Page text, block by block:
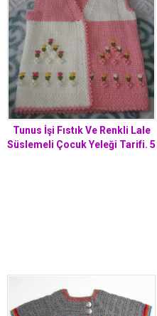
Tunus İşi Fıstık Ve Renkli Lale
Süslemeli Çocuk Yeleği Tarifi. 5